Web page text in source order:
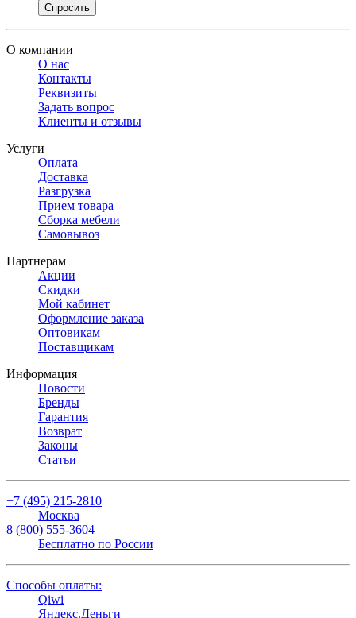
Спросить
О компании
О нас
Контакты
Реквизиты
Задать вопрос
Клиенты и отзывы
Услуги
Оплата
Доставка
Разгрузка
Прием товара
Сборка мебели
Самовывоз
Партнерам
Акции
Скидки
Мой кабинет
Оформление заказа
Оптовикам
Поставщикам
Информация
Новости
Бренды
Гарантия
Возврат
Законы
Статьи
+7 (495) 215-2810
Москва
8 (800) 555-3604
Бесплатно по России
Способы оплаты:
Qiwi
Яндекс.Деньги